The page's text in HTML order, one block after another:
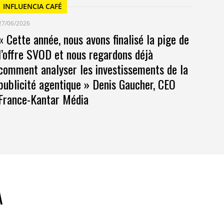
INFLUENCIA CAFÉ
06/2026
Cette année, nous avons finalisé la pige de
SVOD et nous regardons déjà
analyser les investissements de la
agentique » Denis Gaucher, CEO
Kantar Média